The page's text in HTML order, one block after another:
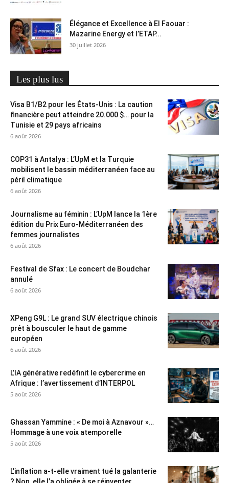
Élégance et Excellence à El Faouar :
Mazarine Energy et l’ETAP...
30 juillet 2026
Les plus lus
Visa B1/B2 pour les États-Unis : La caution
financière peut atteindre 20.000 $… pour la
Tunisie et 29 pays africains
6 août 2026
COP31 à Antalya : L’UpM et la Turquie
mobilisent le bassin méditerranéen face au
péril climatique
6 août 2026
Journalisme au féminin : L’UpM lance la 1ère
édition du Prix Euro-Méditerranéen des
femmes journalistes
6 août 2026
Festival de Sfax : Le concert de Boudchar
annulé
6 août 2026
XPeng G9L : Le grand SUV électrique chinois
prêt à bousculer le haut de gamme
européen
6 août 2026
L’IA générative redéfinit le cybercrime en
Afrique : l’avertissement d’INTERPOL
5 août 2026
Ghassan Yammine : « De moi à Aznavour »…
Hommage à une voix atemporelle
5 août 2026
L’inflation a-t-elle vraiment tué la galanterie